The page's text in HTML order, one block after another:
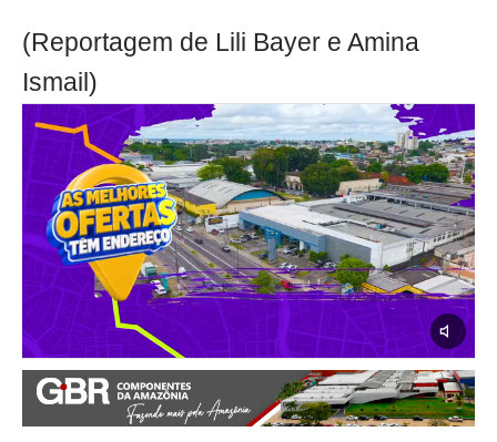
(Reportagem de Lili Bayer e Amina
Ismail)